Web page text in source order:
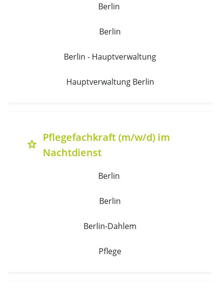
Berlin
Berlin
Berlin - Hauptverwaltung
Hauptverwaltung Berlin
grade
Pflegefachkraft (m/w/d) im
Nachtdienst
Berlin
Berlin
Berlin-Dahlem
Pflege